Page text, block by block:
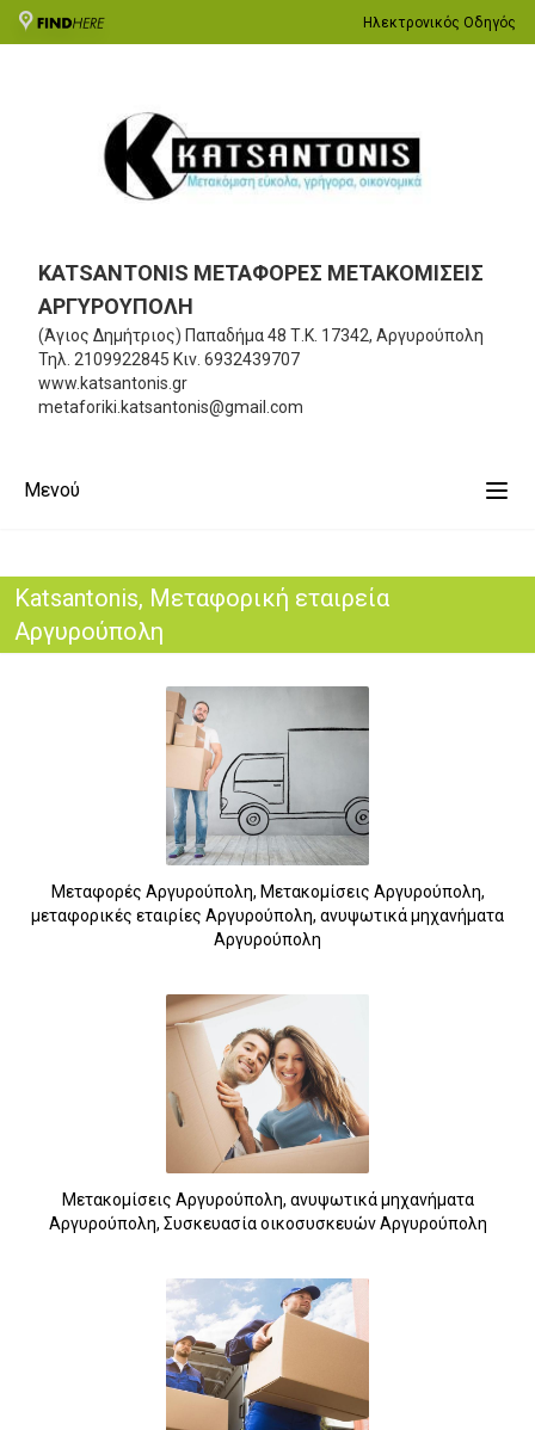
Ηλεκτρονικός Οδηγός
KATSANTONIS ΜΕΤΑΦΟΡΕΣ ΜΕΤΑΚΟΜΙΣΕΙΣ
ΑΡΓΥΡΟΥΠΟΛΗ
(Άγιος Δημήτριος) Παπαδήμα 48 Τ.Κ. 17342, Αργυρούπολη
Τηλ. 2109922845 Κιν. 6932439707
www.katsantonis.gr
metaforiki.katsantonis@gmail.com
Μενού
Katsantonis, Μεταφορική εταιρεία
Αργυρούπολη
Μεταφορές Αργυρούπολη, Μετακομίσεις Αργυρούπολη,
μεταφορικές εταιρίες Αργυρούπολη, ανυψωτικά μηχανήματα
Αργυρούπολη
Μετακομίσεις Αργυρούπολη, ανυψωτικά μηχανήματα
Αργυρούπολη, Συσκευασία οικοσυσκευών Αργυρούπολη